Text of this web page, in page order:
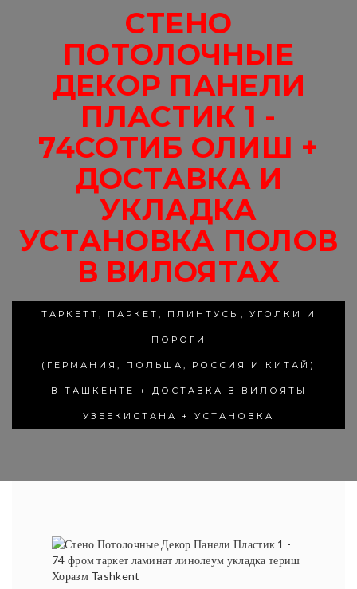
СТЕНО
ПОТОЛОЧНЫЕ
ДЕКОР ПАНЕЛИ
ПЛАСТИК 1 -
74СОТИБ ОЛИШ +
ДОСТАВКА И
УКЛАДКА
УСТАНОВКА ПОЛОВ
В ВИЛОЯТАХ
ТАРКЕТТ, ПАРКЕТ, ПЛИНТУСЫ, УГОЛКИ И
ПОРОГИ
(ГЕРМАНИЯ, ПОЛЬША, РОССИЯ И КИТАЙ)
В ТАШКЕНТЕ + ДОСТАВКА В ВИЛОЯТЫ
УЗБЕКИСТАНА + УСТАНОВКА